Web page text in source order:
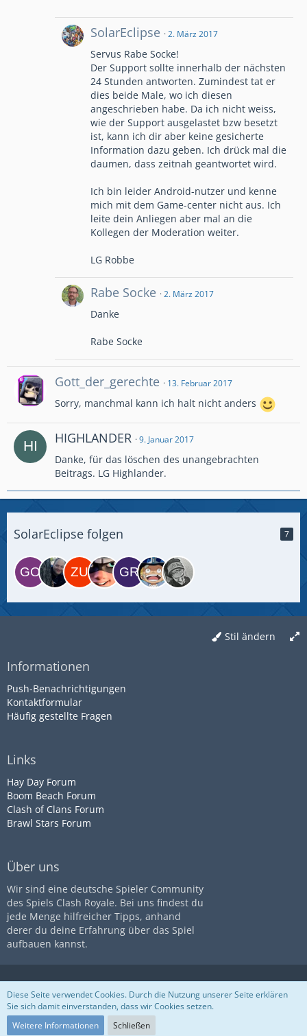
SolarEclipse 2. März 2017
Servus Rabe Socke!
Der Support sollte innerhalb der nächsten
24 Stunden antworten. Zumindest tat er
dies beide Male, wo ich diesen
angeschrieben habe. Da ich nicht weiss,
wie der Support ausgelastet bzw besetzt
ist, kann ich dir aber keine gesicherte
Information dazu geben. Ich drück mal die
daumen, dass zeitnah geantwortet wird.
Ich bin leider Android-nutzer und kenne
mich mit dem Game-center nicht aus. Ich
leite dein Anliegen aber mal an die
Kollegen der Moderation weiter.
LG Robbe
Rabe Socke 2. März 2017
Danke
Rabe Socke
Gott_der_gerechte 13. Februar 2017
Sorry, manchmal kann ich halt nicht anders
HIGHLANDER 9. Januar 2017
Danke, für das löschen des unangebrachten
Beitrags. LG Highlander.
SolarEclipse folgen 7
Stil ändern
Informationen
Push-Benachrichtigungen
Kontaktformular
Häufig gestellte Fragen
Links
Hay Day Forum
Boom Beach Forum
Clash of Clans Forum
Brawl Stars Forum
Über uns
Wir sind eine deutsche Spieler Community
des Spiels Clash Royale. Bei uns findest du
jede Menge hilfreicher Tipps, anhand
derer du deine Erfahrung über das Spiel
aufbauen kannst.
Diese Seite ist nicht mit dem
UnternehmenSupercellassoziiert
Community-Software:WoltLab
Suite™
Impressum
Datenschutz
Nutzungsbestimmungen
Diese Seite verwendet Cookies. Durch die Nutzung unserer Seite erklären
Sie sich damit einverstanden, dass wir Cookies setzen.
Weitere Informationen
Schließen